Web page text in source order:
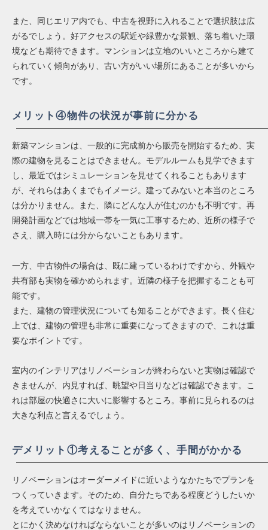
また、同じエリア内でも、中古を視野に入れることで選択肢は広
がるでしょう。好アクセスの駅近や緑豊かな景観、落ち着いた環
境なども期待できます。マンションは立地のいいところから建て
られていく傾向があり、古い方がいい場所にあることが多いから
です。
メリット④物件の状況が事前に分かる
新築マンションは、一般的に完成前から販売を開始するため、実
際の建物を見ることはできません。モデルルームも見学できます
し、最近ではシミュレーションを見せてくれることもあります
が、それらはあくまでもイメージ。建ってみないと本当のところ
は分かりません。また、隣にどんな人が住むのかも不明です。再
開発計画などでは地域一帯を一気に工事するため、近所の様子で
さえ、購入時には分からないこともあります。
一方、中古物件の場合は、既に建っているわけですから、外観や
共有部も実物を確かめられます。近隣の様子を把握することも可
能です。
また、建物の管理状況についても知ることができます。長く住む
上では、建物の管理も非常に重要になってきますので、これは重
要なポイントです。
室内のインテリアはリノベーションが終わらないと実物は確認で
きませんが、内見すれば、眺望や日当りなどは確認できます。こ
れは部屋の快適さに大いに影響するところ。事前に見られるのは
大きな利点と言えるでしょう。
デメリット①考えることが多く、手間がかかる
リノベーションはオーダーメイドに近いようなかたちでプランを
つくっていきます。そのため、自分たちである程度どうしたいか
を考えていかなくてはなりません。
とにかく決めなければならないことが多いのはリノベーションの